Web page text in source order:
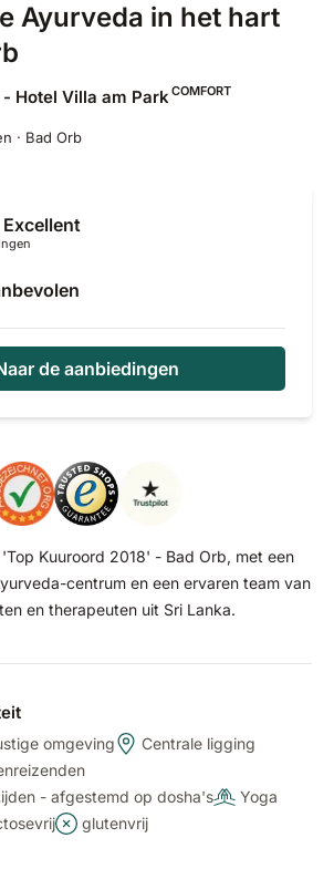
Ayurveda in het hart
Hotel Villa am ParkCOMFORT
· Bad Orb
Excellent
de aanbiedingen
Kuuroord 2018' - Bad Orb, met een
centrum en een ervaren team van
en therapeuten uit Sri Lanka.
omgeving
Centrale ligging
- afgestemd op dosha's
Yoga
glutenvrij